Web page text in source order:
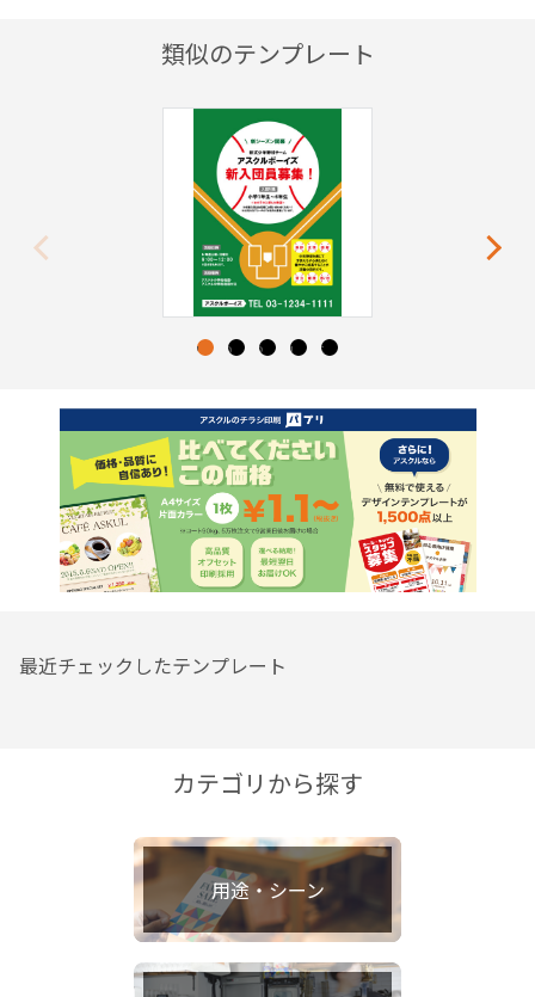
類似のテンプレート
Next
1 2 3 4 5
最近チェックしたテンプレート
カテゴリから探す
用途・シーン